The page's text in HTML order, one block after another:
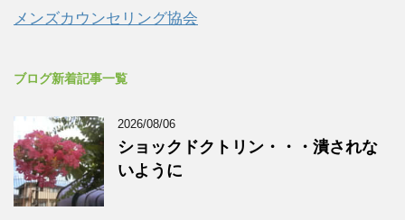
メンズカウンセリング協会
ブログ新着記事一覧
2026/08/06
ショックドクトリン・・・潰されな
いように